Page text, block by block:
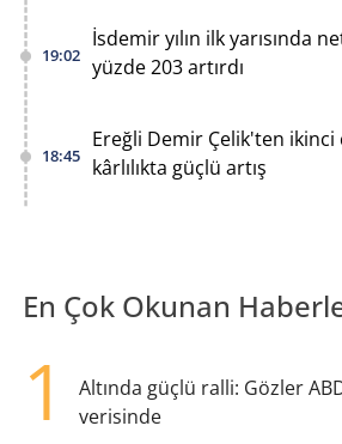
19:02
İsdemir yılın ilk yarısında
yüzde 203 artırdı
18:45
Ereğli Demir Çelik'ten ikinci
kârlılıkta güçlü artış
En Çok Okunan
1
Altında güçlü ralli: Gözler
verisinde